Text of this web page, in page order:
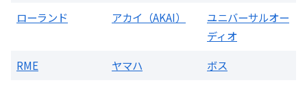
ローランド
アカイ（AKAI）
ユニバーサルオー
ディオ
RME
ヤマハ
ボス